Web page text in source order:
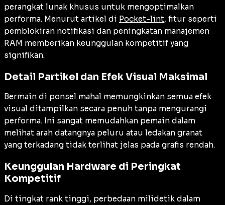
perangkat lunak khusus untuk mengoptimalkan
performa. Menurut artikel di Pocket-lint, fitur seperti
pemblokiran notifikasi dan peningkatan manajemen
RAM memberikan keunggulan kompetitif yang
signifikan.
Detail Partikel dan Efek Visual Maksimal
Bermain di ponsel mahal memungkinkan semua efek
visual ditampilkan secara penuh tanpa mengurangi
performa. Ini sangat memudahkan pemain dalam
melihat arah datangnya peluru atau ledakan granat
yang terkadang tidak terlihat jelas pada grafis rendah.
Keunggulan Hardware di Peringkat
Kompetitif
Di tingkat rank tinggi, perbedaan milidetik dalam